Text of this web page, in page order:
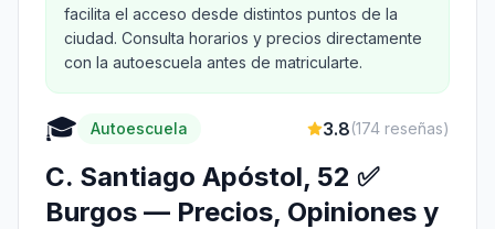
facilita el acceso desde distintos puntos de la
ciudad. Consulta horarios y precios directamente
con la autoescuela antes de matricularte.
🎓 Autoescuela 3.8(174 reseñas)
C. Santiago Apóstol, 52 ✅
Burgos — Precios, Opiniones y